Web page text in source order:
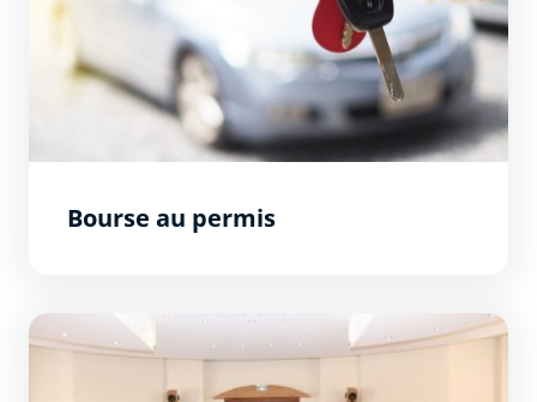
Bourse au permis
Conseil Municipal des Enfants